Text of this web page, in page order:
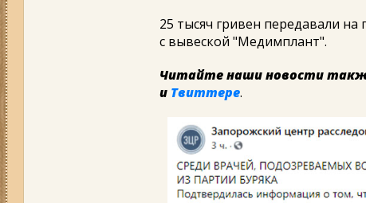
25 тысяч гривен передавали
с вывеской "Медимплант".
Читайте наши новости
и Твиттере.